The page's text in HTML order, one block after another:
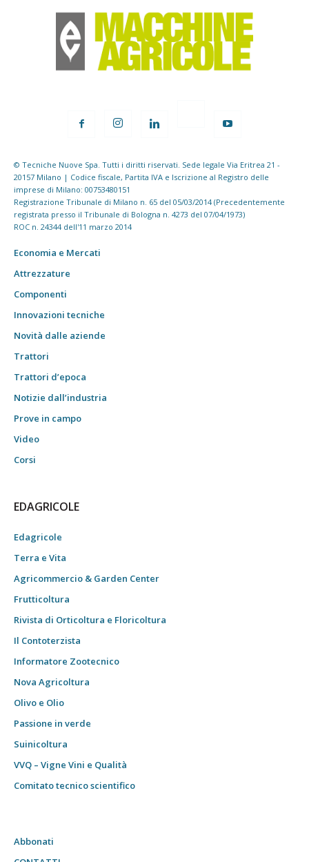
© Tecniche Nuove Spa. Tutti i diritti riservati. Sede legale Via Eritrea 21 -
20157 Milano | Codice fiscale, Partita IVA e Iscrizione al Registro delle
imprese di Milano: 00753480151
Registrazione Tribunale di Milano n. 65 del 05/03/2014 (Precedentemente
registrata presso il Tribunale di Bologna n. 4273 del 07/04/1973)
ROC n. 24344 dell'11 marzo 2014
Economia e Mercati
Attrezzature
Componenti
Innovazioni tecniche
Novità dalle aziende
Trattori
Trattori d’epoca
Notizie dall’industria
Prove in campo
Video
Corsi
EDAGRICOLE
Edagricole
Terra e Vita
Agricommercio & Garden Center
Frutticoltura
Rivista di Orticoltura e Floricoltura
Il Contoterzista
Informatore Zootecnico
Nova Agricoltura
Olivo e Olio
Passione in verde
Suinicoltura
VVQ – Vigne Vini e Qualità
Comitato tecnico scientifico
Abbonati